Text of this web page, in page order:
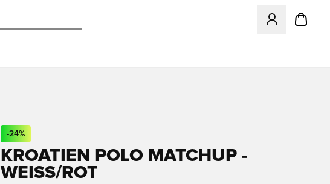
Öffnet ein
-24%
KROATIEN POLO MATCHUP -
WEISS/ROT